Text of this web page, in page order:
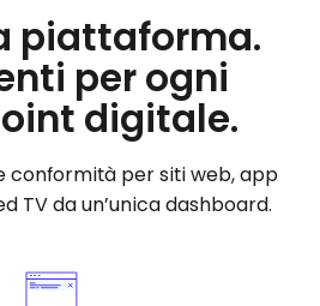
piattaforma.
per ogni
digitale.
conformità per siti web, app
TV da un’unica dashboard.